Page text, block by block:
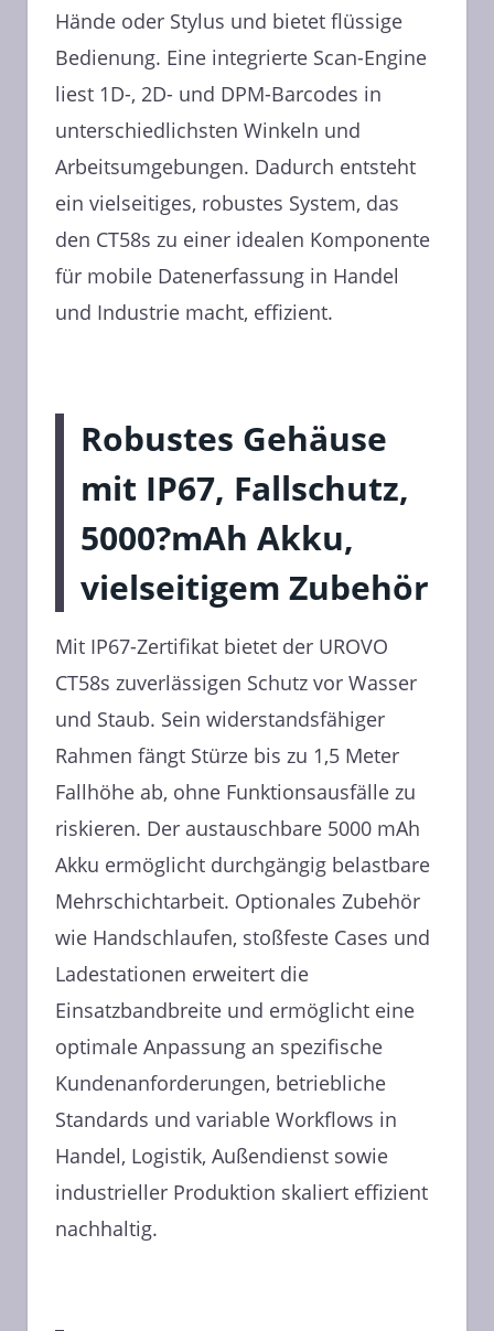
Hände oder Stylus und bietet flüssige
Bedienung. Eine integrierte Scan-Engine
liest 1D-, 2D- und DPM-Barcodes in
unterschiedlichsten Winkeln und
Arbeitsumgebungen. Dadurch entsteht
ein vielseitiges, robustes System, das
den CT58s zu einer idealen Komponente
für mobile Datenerfassung in Handel
und Industrie macht, effizient.
Robustes Gehäuse
mit IP67, Fallschutz,
5000?mAh Akku,
vielseitigem Zubehör
Mit IP67-Zertifikat bietet der UROVO
CT58s zuverlässigen Schutz vor Wasser
und Staub. Sein widerstandsfähiger
Rahmen fängt Stürze bis zu 1,5 Meter
Fallhöhe ab, ohne Funktionsausfälle zu
riskieren. Der austauschbare 5000 mAh
Akku ermöglicht durchgängig belastbare
Mehrschichtarbeit. Optionales Zubehör
wie Handschlaufen, stoßfeste Cases und
Ladestationen erweitert die
Einsatzbandbreite und ermöglicht eine
optimale Anpassung an spezifische
Kundenanforderungen, betriebliche
Standards und variable Workflows in
Handel, Logistik, Außendienst sowie
industrieller Produktion skaliert effizient
nachhaltig.